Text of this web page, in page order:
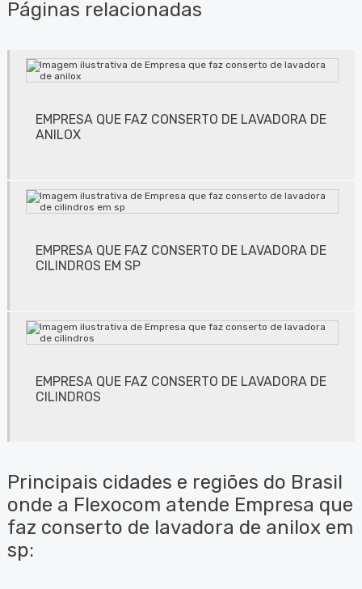
Conserto de lavadora de anilox em são paulo
Conserto de lavadora de cilindros em jundiaí
Conserto de lavadora de cilindros em sp
Conserto de lavadora de clichês em jundiaí
Conserto de lavadora de clichês em sp
Conserto de sugador de refiles em sp
Empresa de conserto de lavadora de peças biodegradáveis
Empresa de lavadora anilox
Empresa de lavadora anilox em jundiaí
Páginas relacionadas
EMPRESA QUE FAZ CONSERTO DE LAVADORA DE
ANILOX
EMPRESA QUE FAZ CONSERTO DE LAVADORA DE
CILINDROS EM SP
EMPRESA QUE FAZ CONSERTO DE LAVADORA DE
CILINDROS
Principais cidades e regiões do Brasil
onde a Flexocom atende Empresa que
faz conserto de lavadora de anilox em
sp: